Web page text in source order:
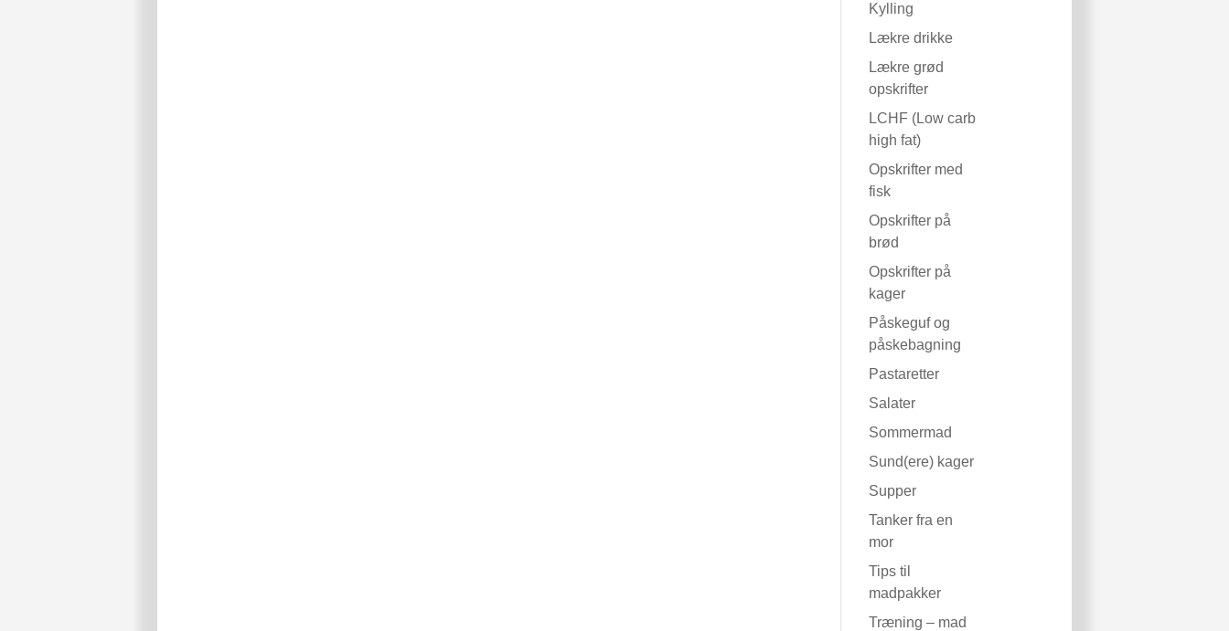
Kylling
Lækre drikke
Lækre grød
opskrifter
LCHF (Low carb
high fat)
Opskrifter med
fisk
Opskrifter på
brød
Opskrifter på
kager
Påskeguf og
påskebagning
Pastaretter
Salater
Sommermad
Sund(ere) kager
Supper
Tanker fra en
mor
Tips til
madpakker
Træning – mad